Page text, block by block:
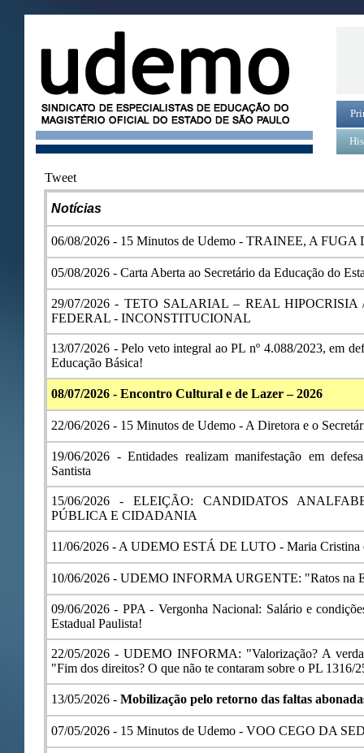
Tweet
Notícias
06/08/2026 - 15 Minutos de Udemo - TRAINEE, A FUGA
05/08/2026 - Carta Aberta ao Secretário da Educação do
29/07/2026 - TETO SALARIAL – REAL HIPOCRISIA
FEDERAL - INCONSTITUCIONAL
13/07/2026 -Pelo veto integral ao PL nº 4.088/2023, em
Educação Básica!
08/07/2026 - Encontro Cultural e de Lazer – 2026
22/06/2026 - 15 Minutos de Udemo - A Diretora e o
19/06/2026 - Entidades realizam manifestação em
Santista
15/06/2026 - ELEIÇÃO: CANDIDATOS
PÚBLICA E CIDADANIA
11/06/2026 - A UDEMO ESTÁ DE LUTO - Maria Cristina
10/06/2026 - UDEMO INFORMA URGENTE: "Ratos na
09/06/2026 - PPA - Vergonha Nacional: Salário e
Estadual Paulista!
22/05/2026 - UDEMO INFORMA: "Valorização? A
"Fim dos direitos? O que não te contaram sobre o PL 1316/
13/05/2026 - Mobilização pelo retorno das faltas
07/05/2026 - 15 Minutos de Udemo - VOO CEGO DA